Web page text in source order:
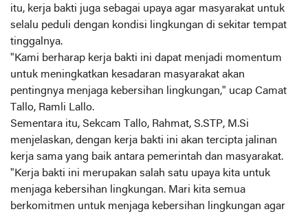
itu, kerja bakti juga sebagai upaya agar masyarakat untuk
selalu peduli dengan kondisi lingkungan di sekitar tempat
tinggalnya.
"Kami berharap kerja bakti ini dapat menjadi momentum
untuk meningkatkan kesadaran masyarakat akan
pentingnya menjaga kebersihan lingkungan," ucap Camat
Tallo, Ramli Lallo.
Sementara itu, Sekcam Tallo, Rahmat, S.STP, M.Si
menjelaskan, dengan kerja bakti ini akan tercipta jalinan
kerja sama yang baik antara pemerintah dan masyarakat.
"Kerja bakti ini merupakan salah satu upaya kita untuk
menjaga kebersihan lingkungan. Mari kita semua
berkomitmen untuk menjaga kebersihan lingkungan agar